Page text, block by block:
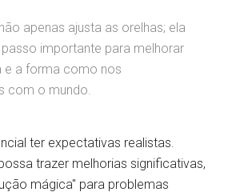
apenas ajusta as orelhas; ela
importante para melhorar
e a forma como nos
com o mundo.
ter expectativas realistas.
trazer melhorias significativas,
mágica" para problemas